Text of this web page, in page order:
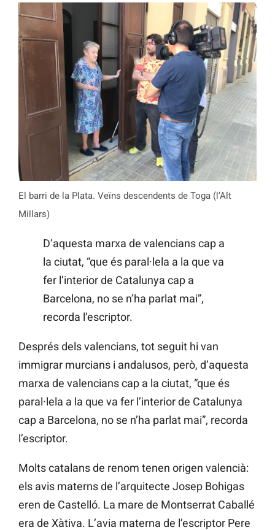
El barri de la Plata. Veïns descendents de Toga (l’Alt
Millars)
D’aquesta marxa de valencians cap a
la ciutat, “que és paral·lela a la que va
fer l’interior de Catalunya cap a
Barcelona, no se n’ha parlat mai”,
recorda l’escriptor.
Després dels valencians, tot seguit hi van
immigrar murcians i andalusos, però, d’aquesta
marxa de valencians cap a la ciutat, “que és
paral·lela a la que va fer l’interior de Catalunya
cap a Barcelona, no se n’ha parlat mai”, recorda
l’escriptor.
Molts catalans de renom tenen origen valencià:
els avis materns de l’arquitecte Josep Bohigas
eren de Castelló. La mare de Montserrat Caballé
era de Xàtiva. L’avia materna de l’escriptor Pere